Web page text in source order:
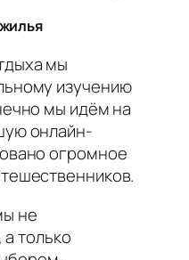
мы
изучению
мы идём на
онлайн-
огромное
не
только